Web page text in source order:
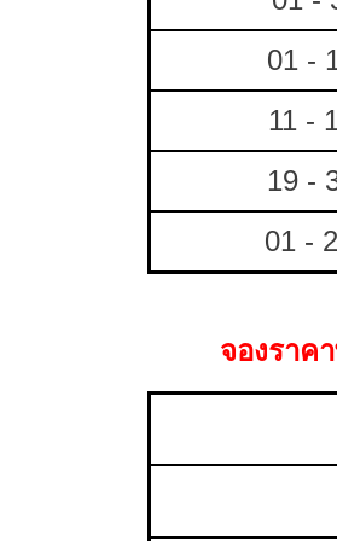
01 -
11 -
19 -
01 -
จองราค